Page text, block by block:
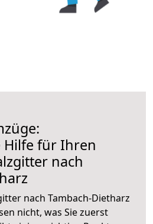
Hilfe für Ihren
nach
nach Tambach-Dietharz
nicht, was Sie zuerst